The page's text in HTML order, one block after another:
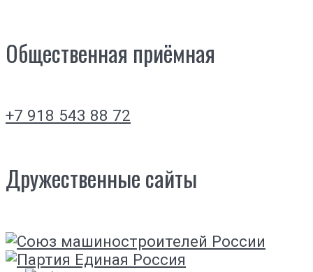
Общественная приёмная
+7 918 543 88 72
Дружественные сайты